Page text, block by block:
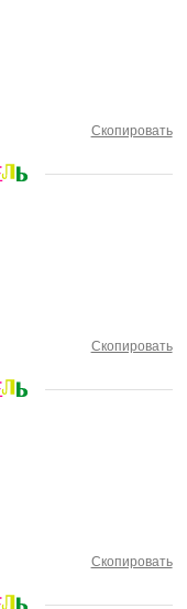
Скопировать
Скопировать
Скопировать